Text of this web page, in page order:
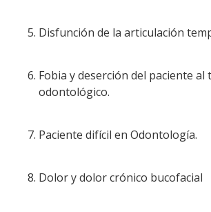
Disfunción de la articulación
Fobia y deserción del paciente
odontológico.
Paciente difícil en Odontología.
Dolor y dolor crónico bucofacial